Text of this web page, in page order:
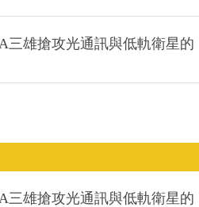
三雄搶攻光通訊與低軌衛星的
三雄搶攻光通訊與低軌衛星的